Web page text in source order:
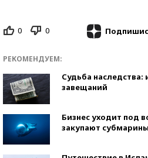
0 0
РЕКОМЕНДУЕМ:
Судьба
завещаний
Бизнес уходит под
закупают субмарины